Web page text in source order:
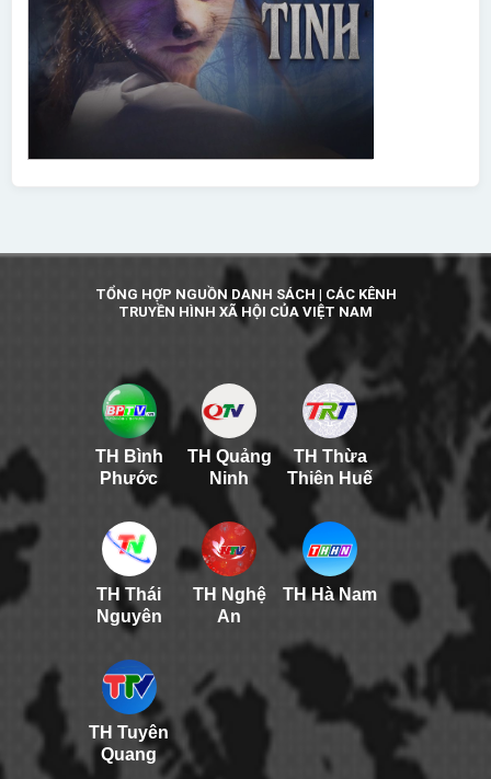
TỔNG HỢP NGUỒN DANH SÁCH | CÁC KÊNH
TRUYỀN HÌNH XÃ HỘI CỦA VIỆT NAM
TH Bình
Phước
TH Quảng
Ninh
TH Thừa
Thiên Huế
TH Thái
Nguyên
TH Nghệ
An
TH Hà Nam
TH Tuyên
Quang